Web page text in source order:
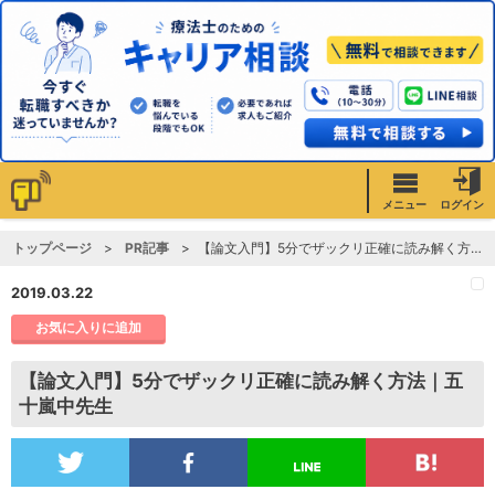
メニュー ログイン
トップページ PR記事 【論文入門】5分でザックリ正確に読み解く方法｜五十嵐中先生
2019.03.22
お気に入りに追加
【論文入門】5分でザックリ正確に読み解く方法｜五
十嵐中先生